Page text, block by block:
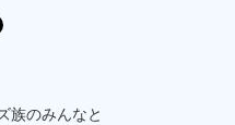
族のみんなと